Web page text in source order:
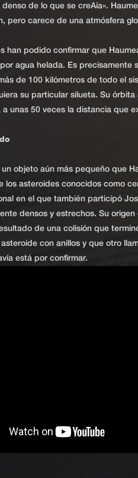
de lo que se creAía».
pero carece de una atmósfera
han podido confirmar que
agua helada. Es precisamente
de 100 kilómetros de todo el
su particular silueta. Su
unas 50 veces la distancia que
un objeto aún más pequeño que
los asteroides conocidos como
en el que también participó
densos y estrechos. Su
de una colisión que
con anillos y que otro
está por confirmar.